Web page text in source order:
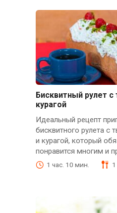
Бисквитный рулет
курагой
Идеальный рецепт
бисквитного рулета
и курагой, который
понравится многим и
1 час. 10 мин. 1